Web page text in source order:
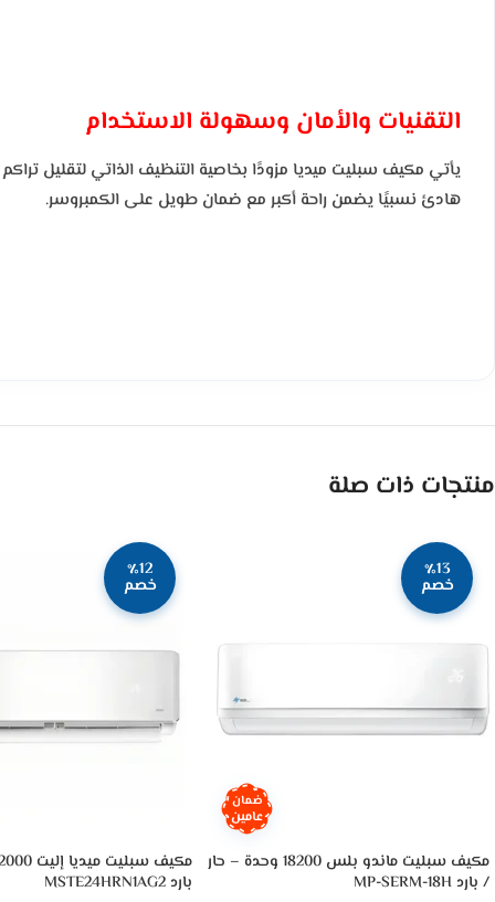
التقنيات والأمان وسهولة الاستخدام
يأتي مكيف سبليت ميديا مزودًا بخاصية التنظيف الذاتي لتقليل
هادئ نسبيًا يضمن راحة أكبر مع ضمان طويل على الكمبروسر.
منتجات ذات صلة
٪13
خصم
ضمان
عامين
مكيف سبليت ماندو بلس 18200 وحدة – حار
/ بارد MP-SERM-18H
٪12
خصم
بارد MSTE24HRN1AG2